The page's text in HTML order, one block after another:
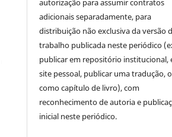
autorização para assumir contratos
adicionais separadamente, para
distribuição não exclusiva da versão
trabalho publicada neste periódico
publicar em repositório institucional,
site pessoal, publicar uma tradução,
como capítulo de livro), com
reconhecimento de autoria e
inicial neste periódico.